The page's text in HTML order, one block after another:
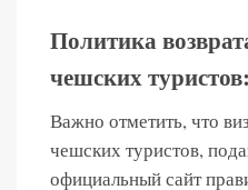
Политика
чешских туристов:
Важно отметить, что
чешских туристов,
официальный сайт